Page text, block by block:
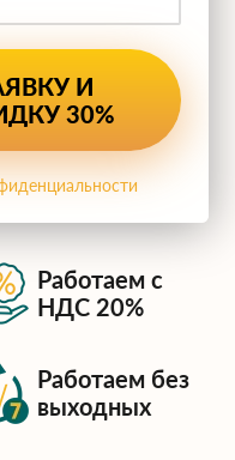
Работаем с
НДС 20%
Работаем без
выходных